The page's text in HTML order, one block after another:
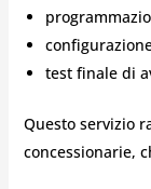
test finale di
Questo servizio
concessionarie,